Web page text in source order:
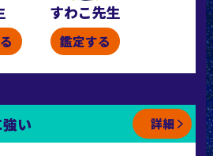
すわこ先生
鑑定する
い 詳細